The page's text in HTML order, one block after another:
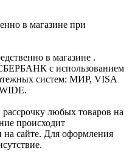
в магазине при
в магазине .
с использованием
систем: МИР, VISA
любых товаров на
происходит
на сайте. Для оформления